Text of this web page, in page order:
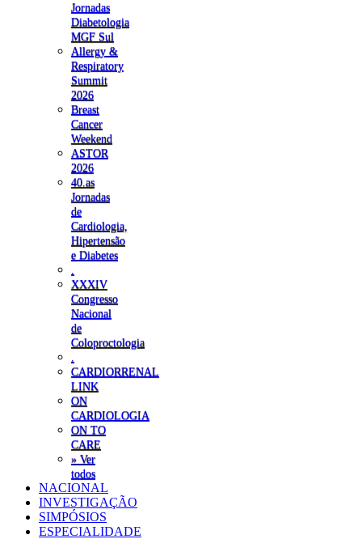
Jornadas
Diabetologia
MGF Sul
Allergy &
Respiratory
Summit
2026
Breast
Cancer
Weekend
ASTOR
2026
40.as
Jornadas
de
Cardiologia,
Hipertensão
e Diabetes
XXXIV
Congresso
Nacional
de
Coloproctologia
CARDIORRENAL
LINK
ON
CARDIOLOGIA
ON TO
CARE
» Ver
todos
NACIONAL
INVESTIGAÇÃO
SIMPÓSIOS
ESPECIALIDADE